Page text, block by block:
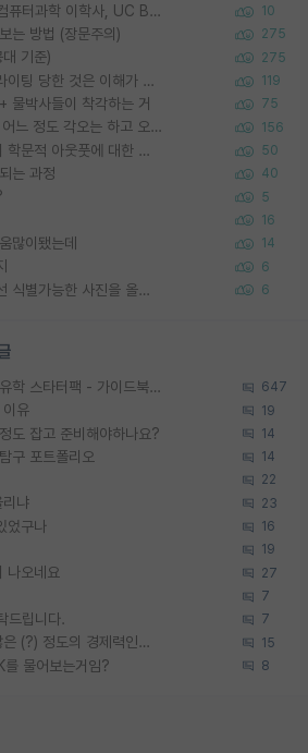
Korea University 수학, 컴퓨터과학 이학사, UC Berkeley 산업공학 대학원 공학박사가 되는 것은 쉽지 않겠죠? 10
는 방법 (장문주의) 275
기준) 275
대학원생들 교수에게 가스라이팅 당한 것은 이해가 갑니다. 안타깝네요. 119
물박사들이 착각하는 거 75
석사입학예정생 분들! 제발 어느 정도 각오는 하고 오세요. 156
포스텍 억까에 대해 (동문의 학문적 아웃풋에 대한 반박) 50
는 과정 40
5
16
많이됐는데 14
6
정보보안 연구하는 입장에선 식별가능한 사진을 올리는건 비추이긴함 6
[무료] 2026 미국 대학원 유학 스타터팩 - 가이드북 & 합격자 컨택메일 템플릿 647
유 19
도 잡고 준비해야하나요? 14
구 포트폴리오 14
22
냐 23
었구나 16
19
나오네요 27
7
드립니다. 7
박사진학하기에 2억은 괜찮은 (?) 정도의 경제력인가요 15
물어보는거임? 8